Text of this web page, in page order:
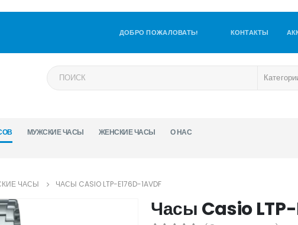
ДОБРО ПОЖАЛОВАТЬ! КОНТАКТЫ
МУЖСКИЕ ЧАСЫ ЖЕНСКИЕ ЧАСЫ О НАС
ЧАСЫ ЧАСЫ CASIO LTP-E176D-1AVDF
Часы Casio LTP-